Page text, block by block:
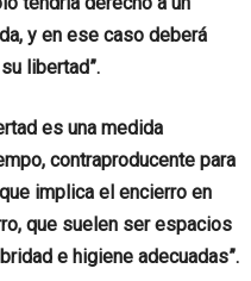
y en ese caso deberá
libertad”.
es una medida
contraproducente para
implica el encierro en
que suelen ser espacios
e higiene adecuadas”.